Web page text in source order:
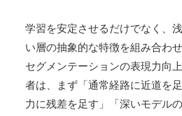
学習を安定させるだけでなく、
い層の抽象的な特徴を組み合わ
セグメンテーションの表現力向
者は、まず「通常経路に近道を
力に残差を足す」「深いモデル